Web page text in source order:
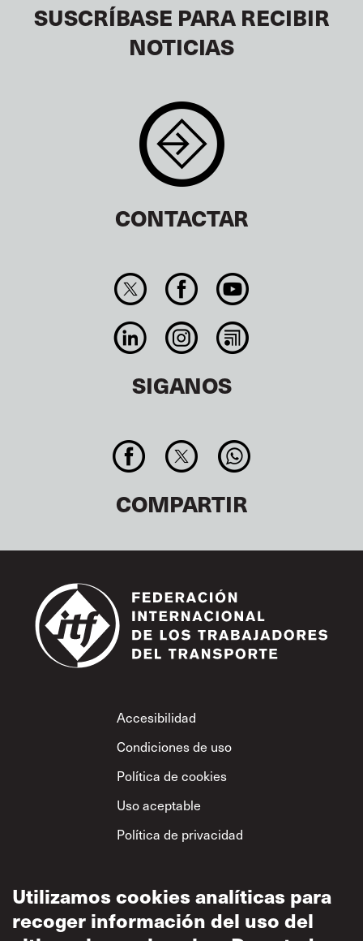
SUSCRÍBASE PARA RECIBIR
NOTICIAS
CONTACTAR
SIGANOS
COMPARTIR
Footer
Accesibilidad
Condiciones de uso
Política de cookies
Uso aceptable
Política de privacidad
Utilizamos cookies analíticas para
recoger información del uso del